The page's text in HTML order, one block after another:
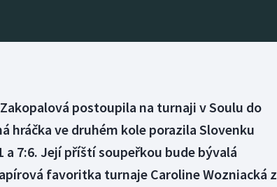
postoupila na turnaji v Soulu do
hráčka ve druhém kole porazila Slovenku
a 7:6. Její příští soupeřkou bude bývalá
favoritka turnaje Caroline Wozniacká z